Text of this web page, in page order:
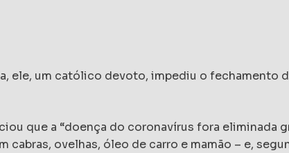
ele, um católico devoto, impediu o fechamento
que a “doença do coronavírus fora eliminada
cabras, ovelhas, óleo de carro e mamão – e,